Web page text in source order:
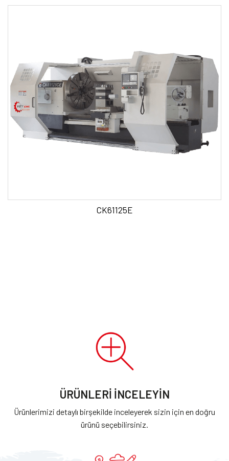
CK61125E
ÜRÜNLERİ İNCELEYİN
Ürünlerimizi detaylı birşekilde inceleyerek sizin için en doğru
ürünü seçebilirsiniz.